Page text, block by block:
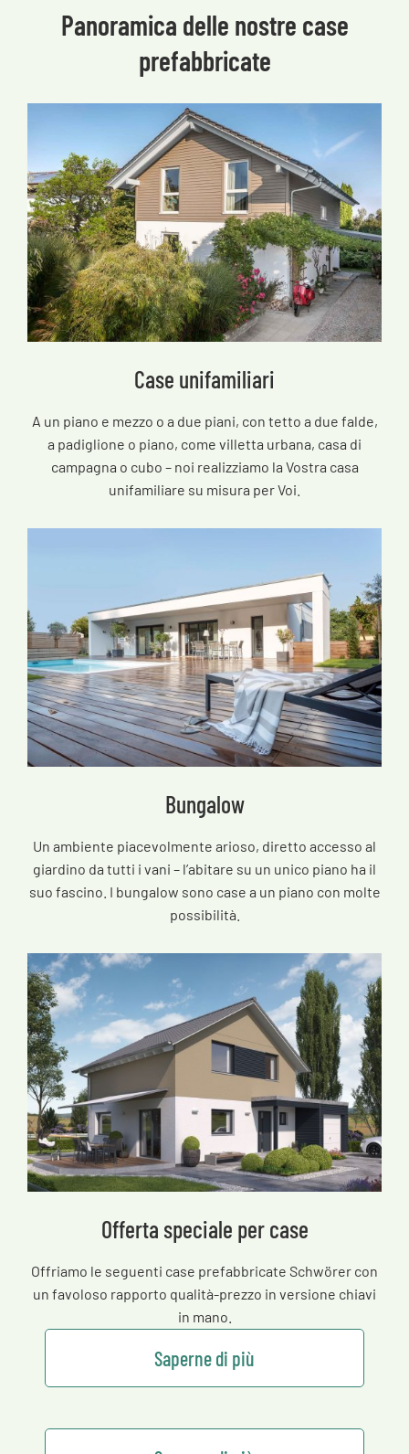
Panoramica delle nostre case
prefabbricate
Case unifamiliari
A un piano e mezzo o a due piani, con tetto a due falde,
a padiglione o piano, come villetta urbana, casa di
campagna o cubo – noi realizziamo la Vostra casa
unifamiliare su misura per Voi.
Bungalow
Un ambiente piacevolmente arioso, diretto accesso al
giardino da tutti i vani – l’abitare su un unico piano ha il
suo fascino. I bungalow sono case a un piano con molte
possibilità.
Offerta speciale per case
Offriamo le seguenti case prefabbricate Schwörer con
un favoloso rapporto qualità-prezzo in versione chiavi
in mano.
Saperne di più